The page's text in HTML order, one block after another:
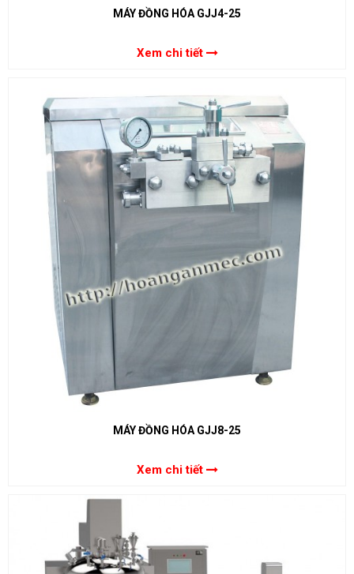
MÁY ĐỒNG HÓA GJJ4-25
Xem chi tiết
MÁY ĐỒNG HÓA GJJ8-25
Xem chi tiết